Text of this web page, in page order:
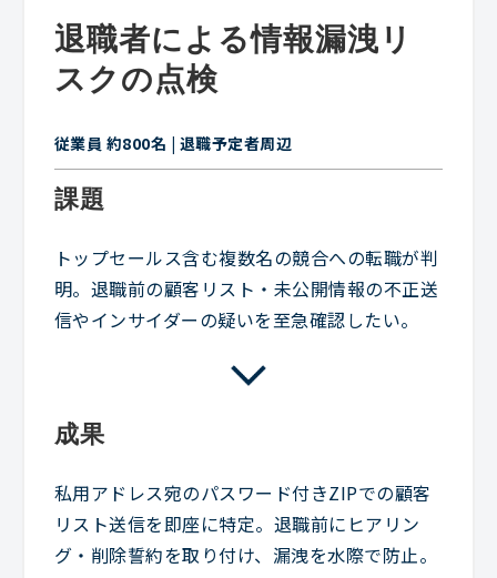
退職者による情報漏洩リ
スクの点検
従業員 約800名 | 退職予定者周辺
課題
トップセールス含む複数名の競合への転職が判
明。退職前の顧客リスト・未公開情報の不正送
信やインサイダーの疑いを至急確認したい。
成果
私用アドレス宛のパスワード付きZIPでの顧客
リスト送信を即座に特定。退職前にヒアリン
グ・削除誓約を取り付け、漏洩を水際で防止。